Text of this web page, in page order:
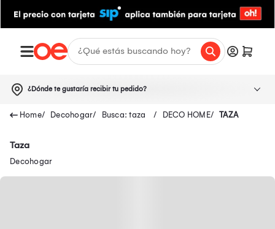
¿Dónde te gustaría recibir tu pedido?
Decohogar Busca: taza DECO HOME TAZA
Taza
Decohogar